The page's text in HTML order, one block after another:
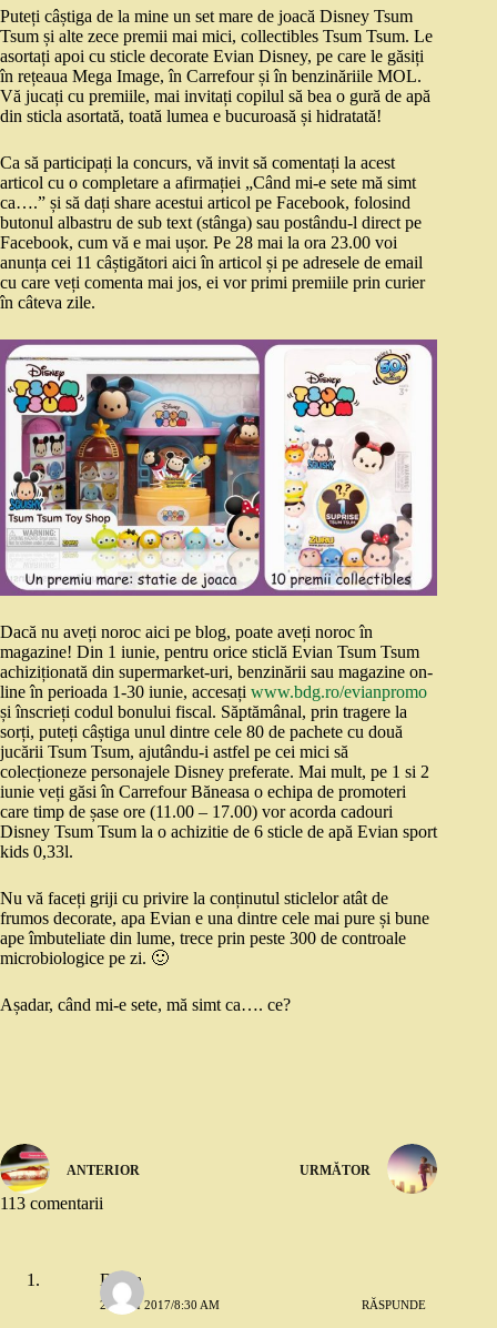
Puteți câștiga de la mine un set mare de joacă Disney Tsum
Tsum și alte zece premii mai mici, collectibles Tsum Tsum. Le
asortați apoi cu sticle decorate Evian Disney, pe care le găsiți
în rețeaua Mega Image, în Carrefour și în benzinăriile MOL.
Vă jucați cu premiile, mai invitați copilul să bea o gură de apă
din sticla asortată, toată lumea e bucuroasă și hidratată!
Ca să participați la concurs, vă invit să comentați la acest
articol cu o completare a afirmației „Când mi-e sete mă simt
ca….” și să dați share acestui articol pe Facebook, folosind
butonul albastru de sub text (stânga) sau postându-l direct pe
Facebook, cum vă e mai ușor. Pe 28 mai la ora 23.00 voi
anunța cei 11 câștigători aici în articol și pe adresele de email
cu care veți comenta mai jos, ei vor primi premiile prin curier
în câteva zile.
Dacă nu aveți noroc aici pe blog, poate aveți noroc în
magazine! Din 1 iunie, pentru orice sticlă Evian Tsum Tsum
achiziționată din supermarket-uri, benzinării sau magazine on-
line în perioada 1-30 iunie, accesați www.bdg.ro/evianpromo
și înscrieți codul bonului fiscal. Săptămânal, prin tragere la
sorți, puteți câștiga unul dintre cele 80 de pachete cu două
jucării Tsum Tsum, ajutându-i astfel pe cei mici să
colecționeze personajele Disney preferate. Mai mult, pe 1 si 2
iunie veți găsi în Carrefour Băneasa o echipa de promoteri
care timp de șase ore (11.00 – 17.00) vor acorda cadouri
Disney Tsum Tsum la o achizitie de 6 sticle de apă Evian sport
kids 0,33l.
Nu vă faceți griji cu privire la conținutul sticlelor atât de
frumos decorate, apa Evian e una dintre cele mai pure și bune
ape îmbuteliate din lume, trece prin peste 300 de controale
microbiologice pe zi. 🙂
Așadar, când mi-e sete, mă simt ca…. ce?
ANTERIOR URMĂTOR
113 comentarii
Diana
26 MAI 2017/8:30 AM RĂSPUNDE